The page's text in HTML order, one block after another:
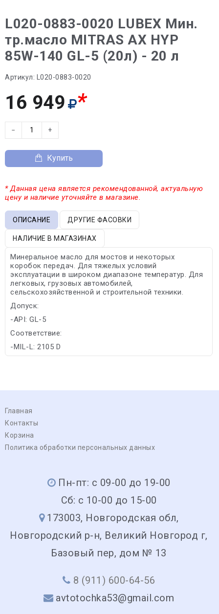
L020-0883-0020 LUBEX Мин.
тр.масло MITRAS AX HYP
85W-140 GL-5 (20л) - 20 л
Артикул: L020-0883-0020
16 949 *
− +
Купить
* Данная цена является рекомендованной, актуальную
цену и наличие уточняйте в магазине.
ОПИСАНИЕ ДРУГИЕ ФАСОВКИ
НАЛИЧИЕ В МАГАЗИНАХ
Минеральное масло для мостов и некоторых
коробок передач. Для тяжелых условий
эксплуатации в широком диапазоне температур. Для
легковых, грузовых автомобилей,
сельскохозяйственной и строительной техники.
Допуск:
-API: GL-5
Соответствие:
-MIL-L: 2105 D
Главная
Контакты
Корзина
Политика обработки персональных данных
Пн-пт: с 09-00 до 19-00
Сб: с 10-00 до 15-00
173003, Новгородская обл,
Новгородский р-н, Великий Новгород г,
Базовый пер, дом № 13
8 (911) 600-64-56
avtotochka53@gmail.com